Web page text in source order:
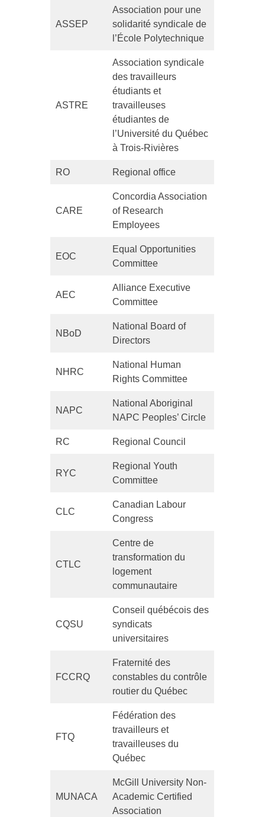
ASSEP
Association pour une
solidarité syndicale de
l’École Polytechnique
ASTRE
Association syndicale
des travailleurs
étudiants et
travailleuses
étudiantes de
l’Université du Québec
à Trois-Rivières
RO Regional office
CARE
Concordia Association
of Research
Employees
EOC
Equal Opportunities
Committee
AEC
Alliance Executive
Committee
NBoD
National Board of
Directors
NHRC
National Human
Rights Committee
NAPC
National Aboriginal
NAPC Peoples’ Circle
RC Regional Council
RYC
Regional Youth
Committee
CLC
Canadian Labour
Congress
CTLC
Centre de
transformation du
logement
communautaire
CQSU
Conseil québécois des
syndicats
universitaires
FCCRQ
Fraternité des
constables du contrôle
routier du Québec
FTQ
Fédération des
travailleurs et
travailleuses du
Québec
MUNACA
McGill University Non-
Academic Certified
Association